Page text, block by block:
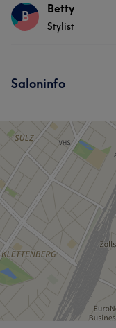
Services
B Betty
Stylist
Saloninfo